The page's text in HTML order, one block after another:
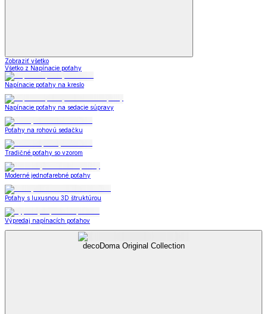
Zobraziť všetko
Všetko z Napínacie poťahy
Napínacie poťahy na kreslo
Napínacie poťahy na sedacie súpravy
Poťahy na rohovú sedačku
Tradičné poťahy so vzorom
Moderné jednofarebné poťahy
Poťahy s luxusnou 3D štruktúrou
Výpredaj napínacích poťahov
decoDoma Original Collection